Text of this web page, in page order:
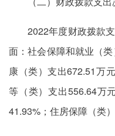
2022年度财政拨款
面：社会保障和就业（
康（类）支出672.51万
等（类）支出556.64万
41.93%；住房保障（类